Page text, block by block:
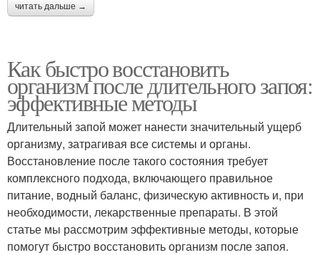
читать дальше →
Как быстро восстановить
организм после длительного запоя:
эффективные методы
Длительный запой может нанести значительный ущерб
организму, затрагивая все системы и органы.
Восстановление после такого состояния требует
комплексного подхода, включающего правильное
питание, водный баланс, физическую активность и, при
необходимости, лекарственные препараты. В этой
статье мы рассмотрим эффективные методы, которые
помогут быстро восстановить организм после запоя.